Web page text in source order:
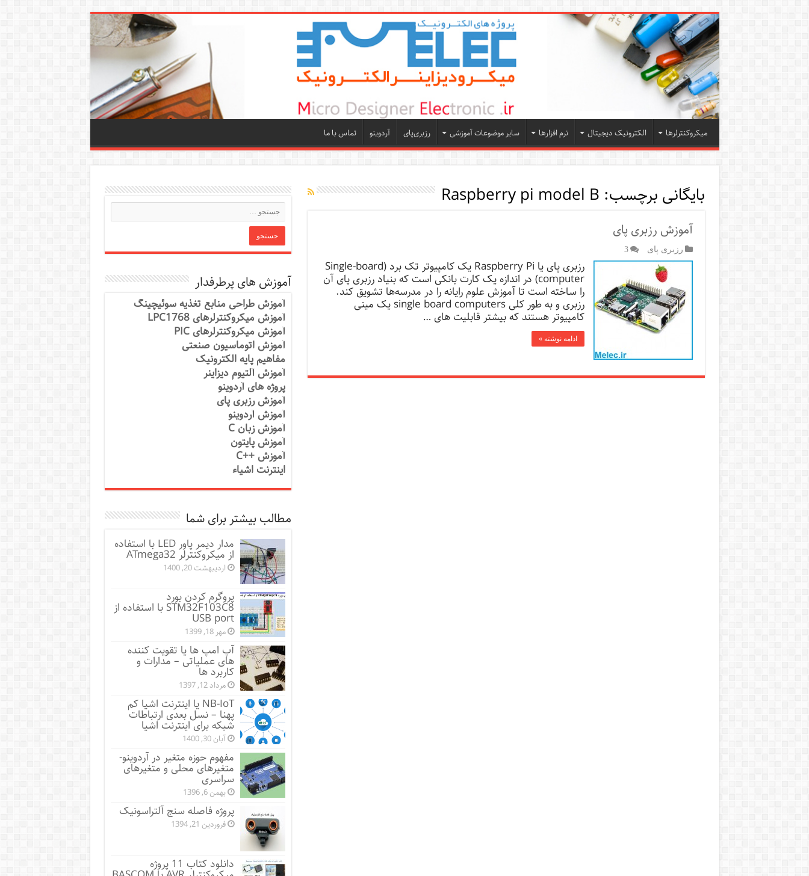
میکروکنترلرها الکترونیک دیجیتال نرم افزارها سایر موضوعات آموزشی رزبری‌پای آردوینو تماس با ما
بایگانی برچسب: Raspberry pi model B
آموزش رزبری پای
رزبری پای 3
رزبری پای یا Raspberry Pi یک کامپیوتر تک برد (Single-board
computer) در اندازه یک کارت بانکی است که بنیاد رزبری پای آن
را ساخته است تا آموزش علوم رایانه را در مدرسه‌ها تشویق کند.
رزبری و به طور کلی single board computers یک مینی
کامپیوتر هستند که بیشتر قابلیت های …
ادامه نوشته »
آموزش های پرطرفدار
آموزش طراحی منابع تغذیه سوئیچینگ
آموزش میکروکنترلرهای LPC1768
آموزش میکروکنترلرهای PIC
آموزش اتوماسیون صنعتی
مفاهیم پایه الکترونیک
آموزش آلتیوم دیزاینر
پروژه های آردوینو
آموزش رزبری پای
آموزش آردوینو
آموزش زبان C
آموزش پایتون
آموزش ++C
اینترنت اشیاء
مطالب بیشتر برای شما
مدار دیمر پاور LED با استفاده
از میکروکنترلر ATmega32
اردیبهشت 20, 1400
پروگرم کردن بورد
STM32F103C8 با استفاده از
USB port
مهر 18, 1399
آپ امپ ها یا تقویت کننده
های عملیاتی – مدارات و
کاربرد ها
مرداد 12, 1397
NB-IoT یا اینترنت اشیا کم
پهنا – نسل بعدی ارتباطات
شبکه برای اینترنت اشیا
آبان 30, 1400
مفهوم حوزه متغیر در آردوینو-
متغیرهای محلی و متغیرهای
سراسری
بهمن 6, 1396
پروژه فاصله سنج آلتراسونیک
فروردین 21, 1394
دانلود کتاب 11 پروژه